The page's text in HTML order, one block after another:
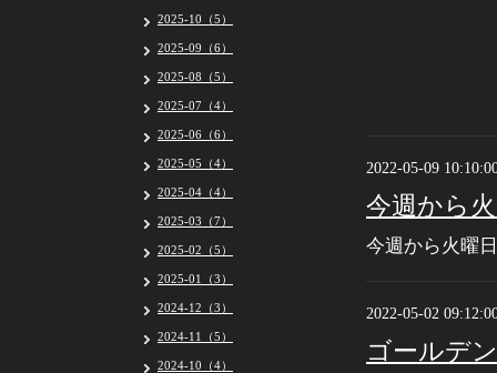
2022-05-09
今週から
今週から火曜
2022-05-02
ゴールデ
2025-10（5）
2025-09（6）
2025-08（5）
2025-07（4）
2025-06（6）
2025-05（4）
2025-04（4）
2025-03（7）
2025-02（5）
2025-01（3）
2024-12（3）
2024-11（5）
2024-10（4）